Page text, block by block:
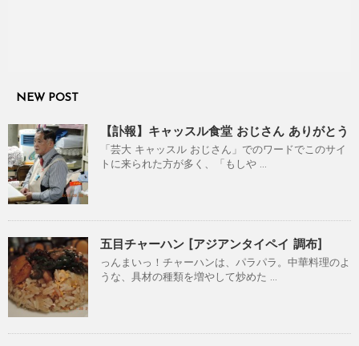
NEW POST
【訃報】キャッスル食堂 おじさん ありがとう
「芸大 キャッスル おじさん」でのワードでこのサイ
トに来られた方が多く、「もしや ...
五目チャーハン [アジアンタイペイ 調布]
っんまいっ！チャーハンは、パラパラ。中華料理のよ
うな、具材の種類を増やして炒めた ...